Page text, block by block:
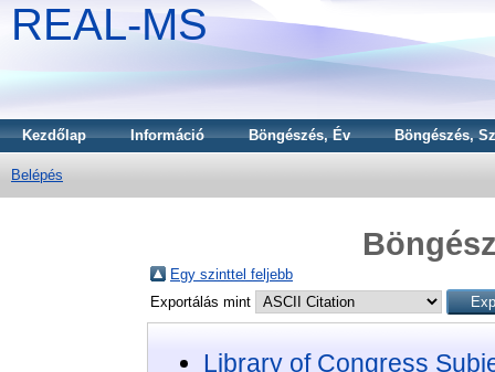
REAL-MS
Kezdőlap Információ Böngészés, Év Böngészés,
Belépés
Egy szinttel feljebb
Exportálás mint
Library of Congress